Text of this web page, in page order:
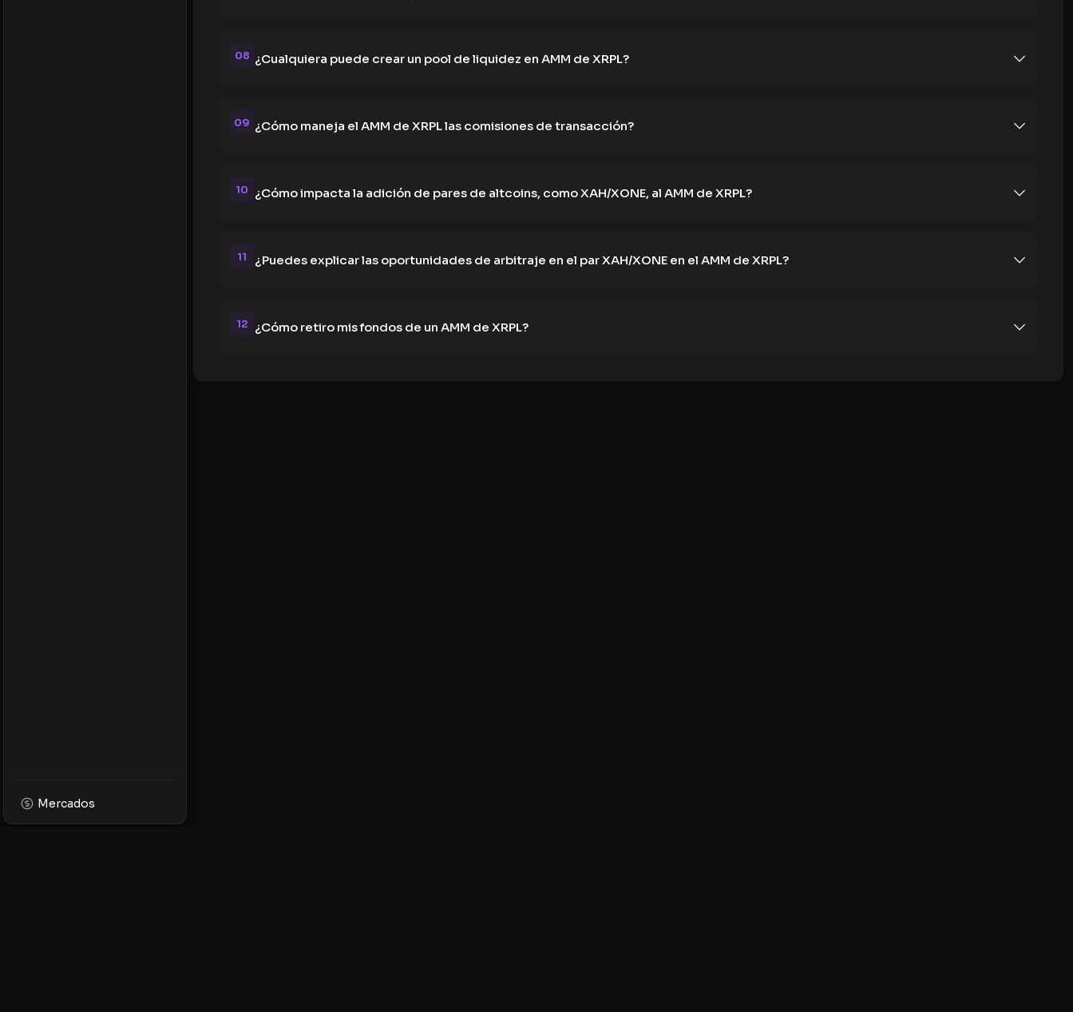
Mercados
08 ¿Cualquiera puede crear un pool de liquidez en AMM de XRPL?
09 ¿Cómo maneja el AMM de XRPL las comisiones de transacción?
10 ¿Cómo impacta la adición de pares de altcoins, como XAH/XONE, al AMM de XRPL?
11 ¿Puedes explicar las oportunidades de arbitraje en el par XAH/XONE en el AMM de XRPL?
12 ¿Cómo retiro mis fondos de un AMM de XRPL?